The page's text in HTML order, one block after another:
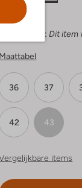
Kies je maat: Dit item
Maattabel
36 37
42 43
items